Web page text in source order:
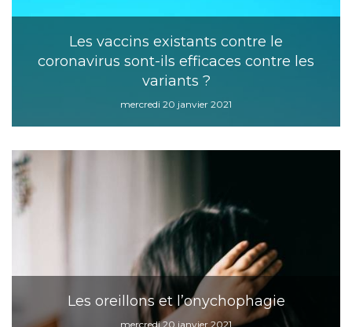
Les vaccins existants contre le
coronavirus sont-ils efficaces contre les
variants ?
mercredi 20 janvier 2021
Les oreillons et l’onychophagie
mercredi 20 janvier 2021